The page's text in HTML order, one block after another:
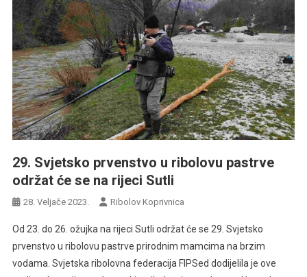
29. Svjetsko prvenstvo u ribolovu pastrve
održat će se na rijeci Sutli
28. Veljače 2023. Ribolov Koprivnica
Od 23. do 26. ožujka na rijeci Sutli održat će se 29. Svjetsko
prvenstvo u ribolovu pastrve prirodnim mamcima na brzim
vodama. Svjetska ribolovna federacija FIPSed dodijelila je ove